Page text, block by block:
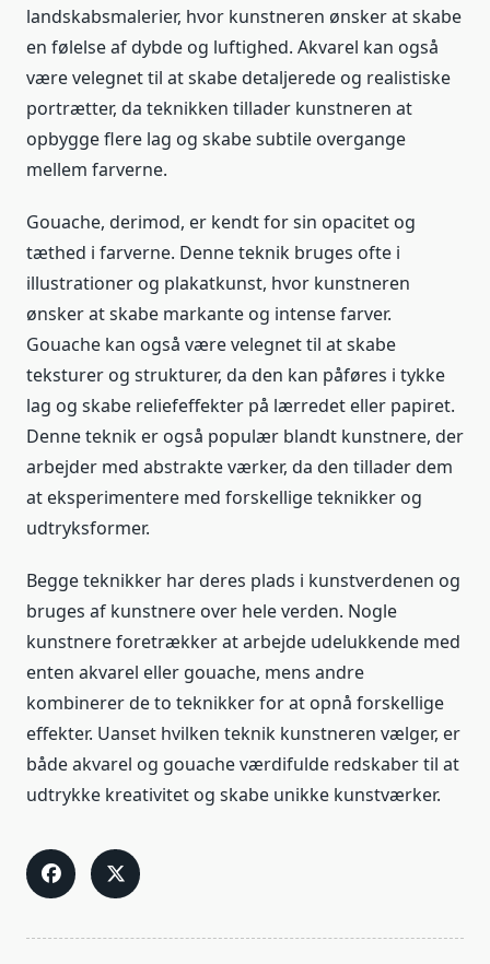
landskabsmalerier, hvor kunstneren ønsker at skabe
en følelse af dybde og luftighed. Akvarel kan også
være velegnet til at skabe detaljerede og realistiske
portrætter, da teknikken tillader kunstneren at
opbygge flere lag og skabe subtile overgange
mellem farverne.
Gouache, derimod, er kendt for sin opacitet og
tæthed i farverne. Denne teknik bruges ofte i
illustrationer og plakatkunst, hvor kunstneren
ønsker at skabe markante og intense farver.
Gouache kan også være velegnet til at skabe
teksturer og strukturer, da den kan påføres i tykke
lag og skabe reliefeffekter på lærredet eller papiret.
Denne teknik er også populær blandt kunstnere, der
arbejder med abstrakte værker, da den tillader dem
at eksperimentere med forskellige teknikker og
udtryksformer.
Begge teknikker har deres plads i kunstverdenen og
bruges af kunstnere over hele verden. Nogle
kunstnere foretrækker at arbejde udelukkende med
enten akvarel eller gouache, mens andre
kombinerer de to teknikker for at opnå forskellige
effekter. Uanset hvilken teknik kunstneren vælger, er
både akvarel og gouache værdifulde redskaber til at
udtrykke kreativitet og skabe unikke kunstværker.